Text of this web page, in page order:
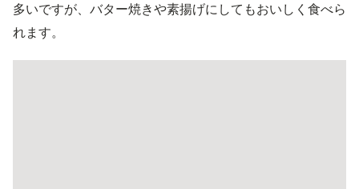
多いですが、バター焼きや素揚げにしてもおいしく食べら
れます。